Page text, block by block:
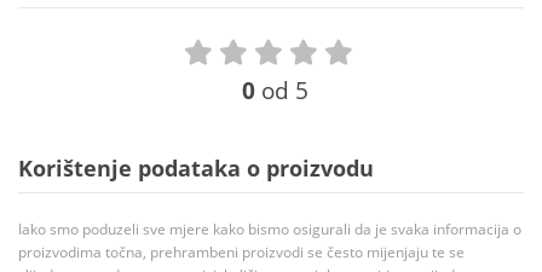
0 od 5
Korištenje podataka o proizvodu
Iako smo poduzeli sve mjere kako bismo osigurali da je svaka informacija o
proizvodima točna, prehrambeni proizvodi se često mijenjaju te se